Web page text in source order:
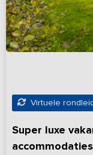
Virtuele
Super luxe
accommodaties